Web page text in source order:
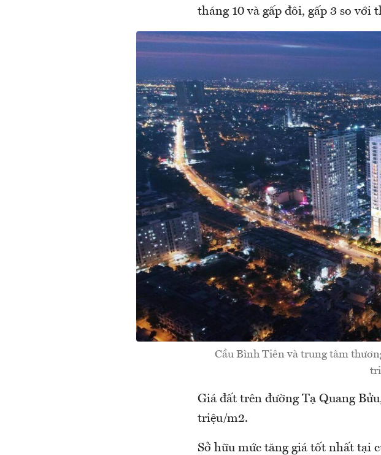
tháng 10 và gấp đôi, gấp 3 so với
Cầu Bình Tiên và trung tâm
Giá đất trên đường Tạ Quang
triệu/m2.
Sở hữu mức tăng giá tốt nhất tại